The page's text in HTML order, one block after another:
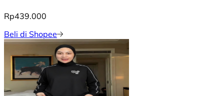
Rp439.000
Beli di Shopee